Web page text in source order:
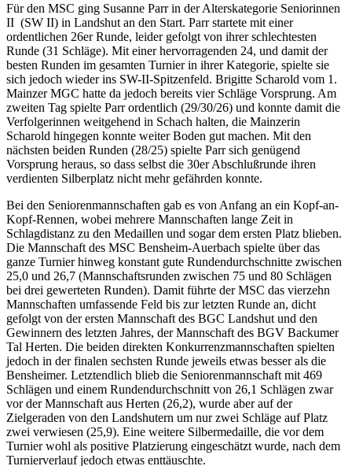
Für den MSC ging Susanne Parr in der Alterskategorie Seniorinnen
II (SW II) in Landshut an den Start. Parr startete mit einer
ordentlichen 26er Runde, leider gefolgt von ihrer schlechtesten
Runde (31 Schläge). Mit einer hervorragenden 24, und damit der
besten Runden im gesamten Turnier in ihrer Kategorie, spielte sie
sich jedoch wieder ins SW-II-Spitzenfeld. Brigitte Scharold vom 1.
Mainzer MGC hatte da jedoch bereits vier Schläge Vorsprung. Am
zweiten Tag spielte Parr ordentlich (29/30/26) und konnte damit die
Verfolgerinnen weitgehend in Schach halten, die Mainzerin
Scharold hingegen konnte weiter Boden gut machen. Mit den
nächsten beiden Runden (28/25) spielte Parr sich genügend
Vorsprung heraus, so dass selbst die 30er Abschlußrunde ihren
verdienten Silberplatz nicht mehr gefährden konnte.
Bei den Seniorenmannschaften gab es von Anfang an ein Kopf-an-
Kopf-Rennen, wobei mehrere Mannschaften lange Zeit in
Schlagdistanz zu den Medaillen und sogar dem ersten Platz blieben.
Die Mannschaft des MSC Bensheim-Auerbach spielte über das
ganze Turnier hinweg konstant gute Rundendurchschnitte zwischen
25,0 und 26,7 (Mannschaftsrunden zwischen 75 und 80 Schlägen
bei drei gewerteten Runden). Damit führte der MSC das vierzehn
Mannschaften umfassende Feld bis zur letzten Runde an, dicht
gefolgt von der ersten Mannschaft des BGC Landshut und den
Gewinnern des letzten Jahres, der Mannschaft des BGV Backumer
Tal Herten. Die beiden direkten Konkurrenzmannschaften spielten
jedoch in der finalen sechsten Runde jeweils etwas besser als die
Bensheimer. Letztendlich blieb die Seniorenmannschaft mit 469
Schlägen und einem Rundendurchschnitt von 26,1 Schlägen zwar
vor der Mannschaft aus Herten (26,2), wurde aber auf der
Zielgeraden von den Landshutern um nur zwei Schläge auf Platz
zwei verwiesen (25,9). Eine weitere Silbermedaille, die vor dem
Turnier wohl als positive Platzierung eingeschätzt wurde, nach dem
Turnierverlauf jedoch etwas enttäuschte.